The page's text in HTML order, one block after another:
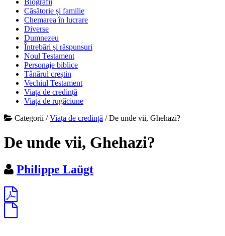
Căsătorie și familie
Chemarea în lucrare
Diverse
Dumnezeu
Întrebări și răspunsuri
Noul Testament
Personaje biblice
Tânărul creștin
Vechiul Testament
Viața de credință
Viața de rugăciune
Categorii /Viața de credință /De unde vii, Ghehazi?
De unde vii, Ghehazi?
Philippe Laügt